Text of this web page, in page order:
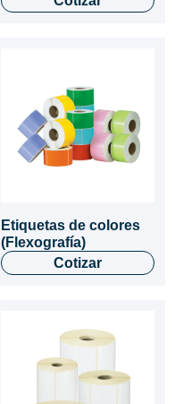
Etiquetas de colores
(Flexografía)
Cotizar